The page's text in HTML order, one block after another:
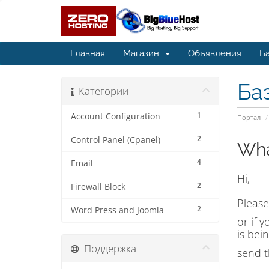
Главная Магазин Объявления
Портал
Категории
1
Account Configuration
2
Control Panel (Cpanel)
4
Email
2
Firewall Block
2
Word Press and Joomla
Hi,
or if
is
send
Поддержка